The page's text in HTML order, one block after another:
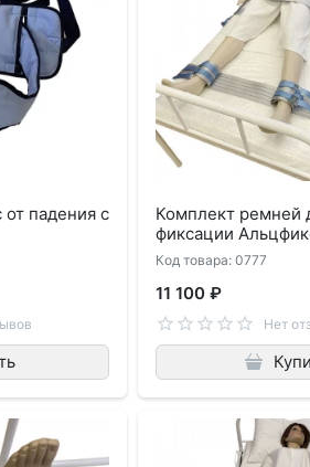
падения с
Комплект ремней
фиксации
Код товара: 0777
11 100 ₽
Нет